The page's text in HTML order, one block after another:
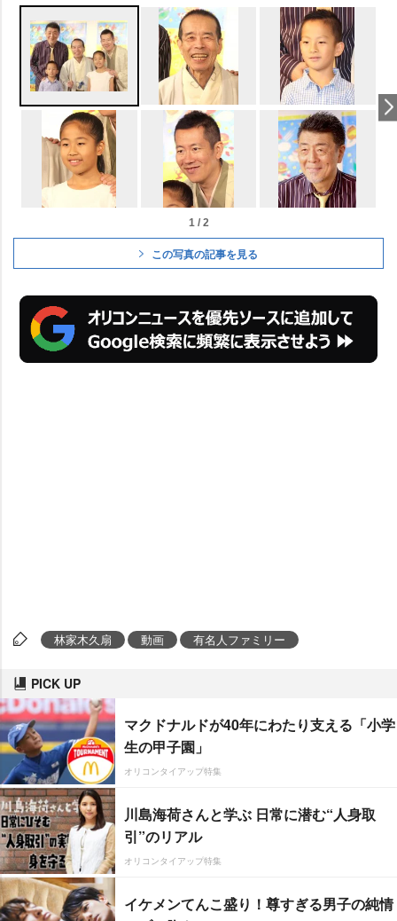
1 / 2
この写真の記事を見る
林家木久扇 動画 有名人ファミリー
PICK UP
マクドナルドが40年にわたり支える「小学
生の甲子園」
オリコンタイアップ特集
川島海荷さんと学ぶ 日常に潜む“人身取
引”のリアル
オリコンタイアップ特集
イケメンてんこ盛り！尊すぎる男子の純情